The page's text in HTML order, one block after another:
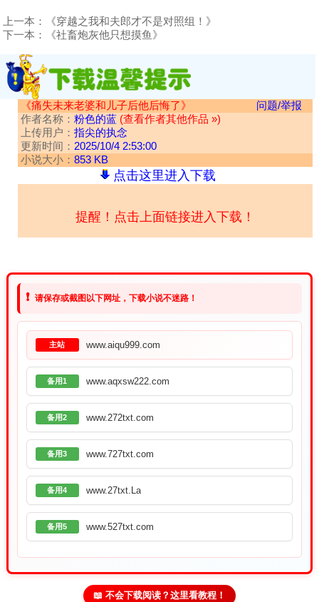
上一本：
《穿越之我和夫郎才不是对照组！》
下一本：
《社畜炮灰他只想摸鱼》
《痛失未来老婆和儿子后他后悔了》
问题/举报
作者名称： 粉色的蓝 (查看作者其他作品 »)
上传用户： 指尖的执念
更新时间： 2025/10/4 2:53:00
小说大小： 853 KB
点击这里进入下载
提醒！点击上面链接进入下载！
❗ 请保存或截图以下网址，下载小说不迷路！
主站 www.aiqu999.com
备用1 www.aqxsw222.com
备用2 www.272txt.com
备用3 www.727txt.com
备用4 www.27txt.La
备用5 www.527txt.com
📖 不会下载阅读？这里看教程！